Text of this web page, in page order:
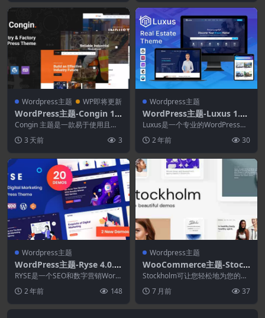
Wordpress主题 WP即将更新
WordPress主题-Congin 1.2
–工业与工厂WordPress主题
Congin 主题是一款易于使用且灵
型商...3 天前 3
Wordpress主题
WordPress主题-Luxus 1.0.
7—房地产WordPress主题
Luxus是一个专业的WordPress主
介、经纪人...
2 年前 30
Wordpress主题
WordPress主题-Ryse 4.0.3
–SEO和数字营销主题
RYSE是一个SEO和数字营销Word
Press主题。 该SEO主题使用Ele
m...2 年前 148
Wordpress主题
WooCommerce主题-Stock
holm 9.14.4–创意商业和Wo
oCommerce的Elementor
主题
Stockholm可让您轻松地为您的餐
厅、酒店、商店、企业、律师事务
所、婚礼创建...
7 月前 37